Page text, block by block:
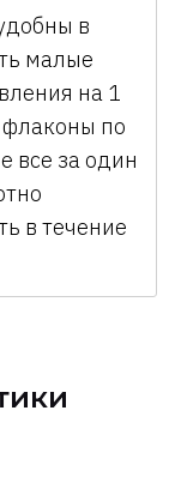
в
малые
на 1
по
все за один
в течение